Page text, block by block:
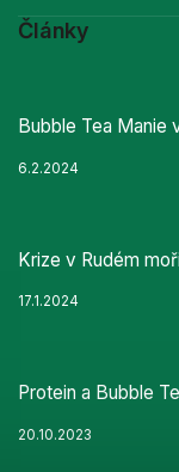
Články
Bubble Tea Manie
6.2.2024
Krize v Rudém moři
17.1.2024
Protein a Bubble
20.10.2023